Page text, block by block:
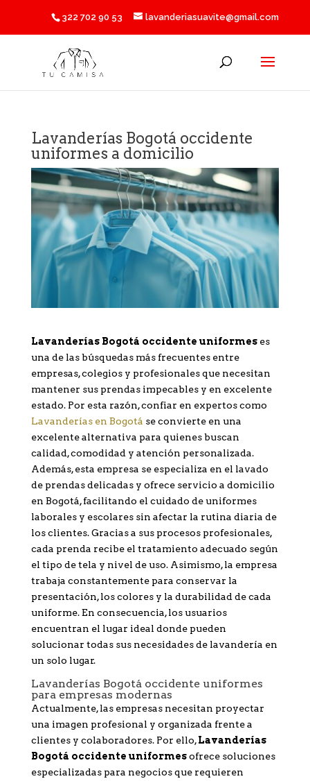
322 702 90 53 lavanderiasuavite@gmail.com
Lavanderías Bogotá occidente
uniformes a domicilio
Lavanderías Bogotá occidente uniformeses
una de las búsquedas más frecuentes entre
empresas, colegios y profesionales que necesitan
mantener sus prendas impecables y en excelente
estado. Por esta razón, confiar en expertos como
Lavanderías en Bogotá se convierte en una
excelente alternativa para quienes buscan
calidad, comodidad y atención personalizada.
Además, esta empresa se especializa en el lavado
de prendas delicadas y ofrece servicio a domicilio
en Bogotá, facilitando el cuidado de uniformes
laborales y escolares sin afectar la rutina diaria de
los clientes. Gracias a sus procesos profesionales,
cada prenda recibe el tratamiento adecuado según
el tipo de tela y nivel de uso. Asimismo, la empresa
trabaja constantemente para conservar la
presentación, los colores y la durabilidad de cada
uniforme. En consecuencia, los usuarios
encuentran el lugar ideal donde pueden
solucionar todas sus necesidades de lavandería en
un solo lugar.
Lavanderías Bogotá occidente uniformes
para empresas modernas
Actualmente, las empresas necesitan proyectar
una imagen profesional y organizada frente a
clientes y colaboradores. Por ello,Lavanderías
Bogotá occidente uniformesofrece soluciones
especializadas para negocios que requieren